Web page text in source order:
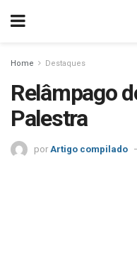
Home Destaques
Relâmpago
Palestra
por Artigo compilado